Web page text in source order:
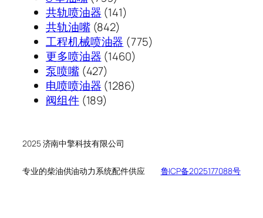
产
品
个
产
品
共轨喷油器 141141
产
品
共轨油嘴 842842
个
产
工程机械喷油器 775775
更多喷油器 14601460
产
泵喷嘴 427427
个
产
电喷喷油器 12861286
阀组件 189189
品
2025 济南中擎科技有限公司
专业的柴油供油动力系统配件供应 鲁ICP备2025177088号